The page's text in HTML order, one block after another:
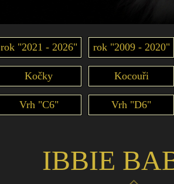
rok "2021 - 2026" rok "2009 - 2020"
Kočky Kocouři
Vrh "C6" Vrh "D6"
IBBIE